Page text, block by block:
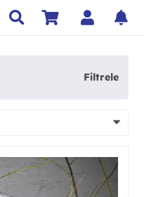
Filtrele